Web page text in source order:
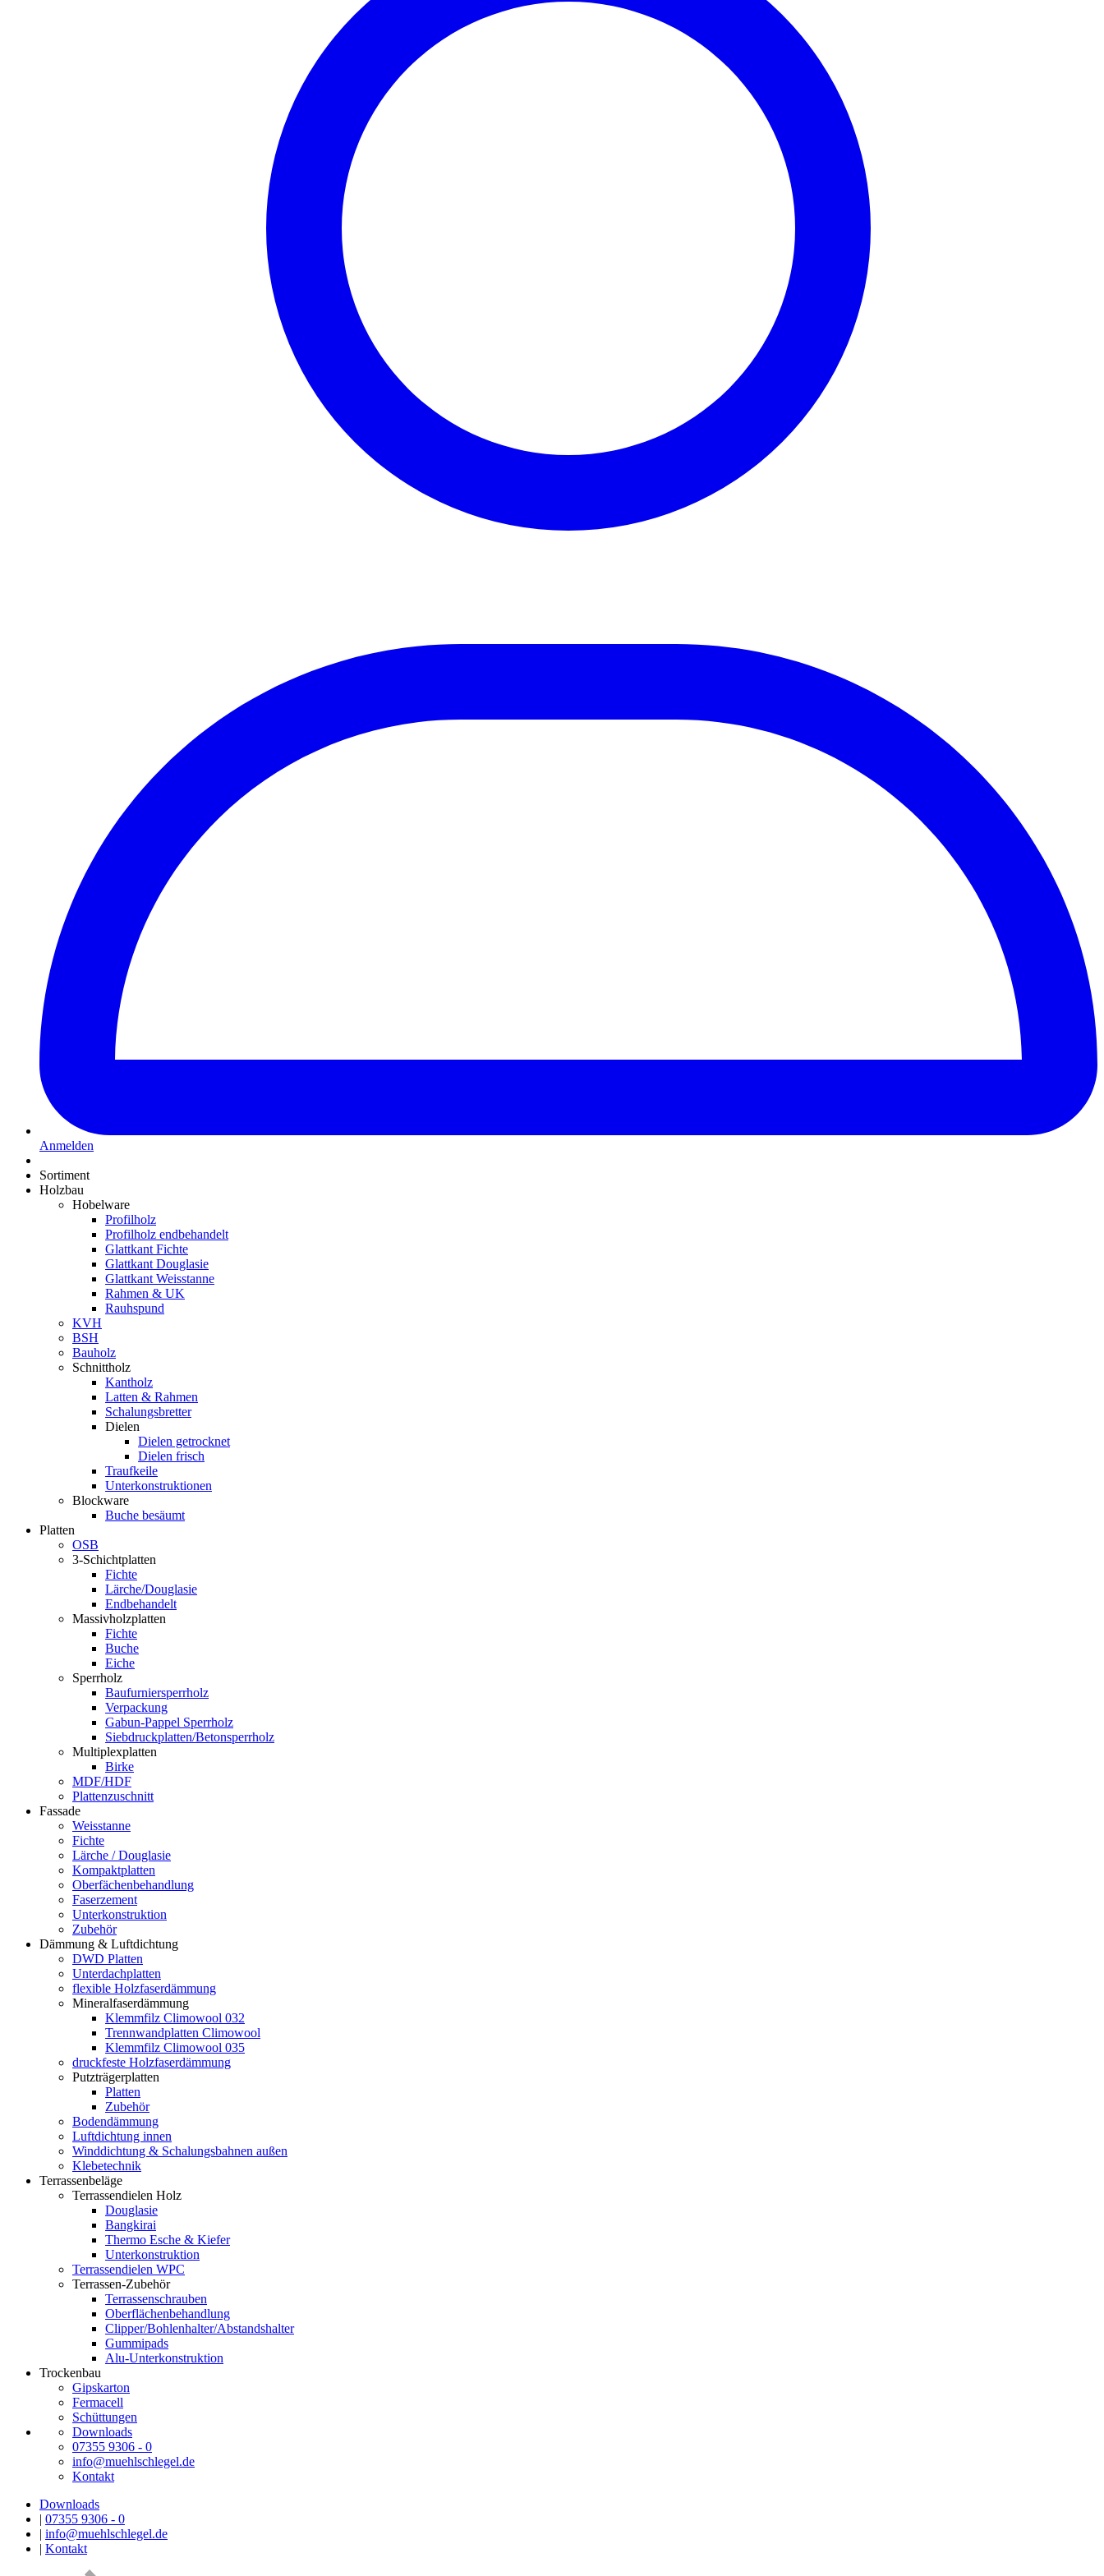
Anmelden
Sortiment
Holzbau
Hobelware
Profilholz
Profilholz endbehandelt
Glattkant Fichte
Glattkant Douglasie
Glattkant Weisstanne
Rahmen & UK
Rauhspund
KVH
BSH
Bauholz
Schnittholz
Kantholz
Latten & Rahmen
Schalungsbretter
Dielen
Dielen getrocknet
Dielen frisch
Traufkeile
Unterkonstruktionen
Blockware
Buche besäumt
Platten
OSB
3-Schichtplatten
Fichte
Lärche/Douglasie
Endbehandelt
Massivholzplatten
Fichte
Buche
Eiche
Sperrholz
Baufurniersperrholz
Verpackung
Gabun-Pappel Sperrholz
Siebdruckplatten/Betonsperrholz
Multiplexplatten
Birke
MDF/HDF
Plattenzuschnitt
Fassade
Weisstanne
Fichte
Lärche / Douglasie
Kompaktplatten
Oberfächenbehandlung
Faserzement
Unterkonstruktion
Zubehör
Dämmung & Luftdichtung
DWD Platten
Unterdachplatten
flexible Holzfaserdämmung
Mineralfaserdämmung
Klemmfilz Climowool 032
Trennwandplatten Climowool
Klemmfilz Climowool 035
druckfeste Holzfaserdämmung
Putzträgerplatten
Platten
Zubehör
Bodendämmung
Luftdichtung innen
Winddichtung & Schalungsbahnen außen
Klebetechnik
Terrassenbeläge
Terrassendielen Holz
Douglasie
Bangkirai
Thermo Esche & Kiefer
Unterkonstruktion
Terrassendielen WPC
Terrassen-Zubehör
Terrassenschrauben
Oberflächenbehandlung
Clipper/Bohlenhalter/Abstandshalter
Gummipads
Alu-Unterkonstruktion
Trockenbau
Gipskarton
Fermacell
Schüttungen
Downloads
07355 9306 - 0
info@muehlschlegel.de
Kontakt
Downloads
| 07355 9306 - 0
| info@muehlschlegel.de
| Kontakt